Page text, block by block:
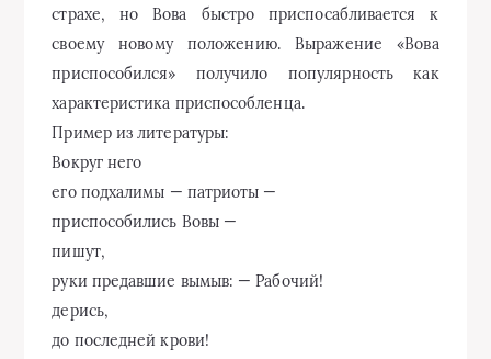
страхе, но Вова быстро приспосабливается к
своему новому положению. Выражение «Вова
приспособился» получило популярность как
характеристика приспособленца.
Пример из литературы:
Вокруг него
его подхалимы — патриоты —
приспособились Вовы —
пишут,
руки предавшие вымыв: — Рабочий!
дерись,
до последней крови!